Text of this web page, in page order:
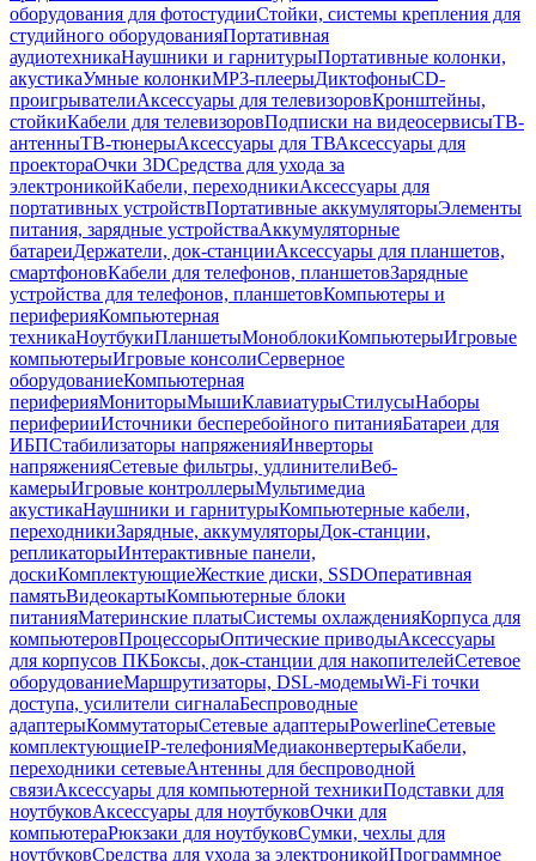
оборудования для фотостудииСтойки, системы крепления для
студийного оборудованияПортативная
аудиотехникаНаушники и гарнитурыПортативные колонки,
акустикаУмные колонкиMP3-плеерыДиктофоныCD-
проигрывателиАксессуары для телевизоровКронштейны,
стойкиКабели для телевизоровПодписки на видеосервисыТВ-
антенныТВ-тюнерыАксессуары для ТВАксессуары для
проектораОчки 3DСредства для ухода за
электроникойКабели, переходникиАксессуары для
портативных устройствПортативные аккумуляторыЭлементы
питания, зарядные устройстваАккумуляторные
батареиДержатели, док-станцииАксессуары для планшетов,
смартфоновКабели для телефонов, планшетовЗарядные
устройства для телефонов, планшетовКомпьютеры и
периферияКомпьютерная
техникаНоутбукиПланшетыМоноблокиКомпьютерыИгровые
компьютерыИгровые консолиСерверное
оборудованиеКомпьютерная
периферияМониторыМышиКлавиатурыСтилусыНаборы
периферииИсточники бесперебойного питанияБатареи для
ИБПСтабилизаторы напряженияИнверторы
напряженияСетевые фильтры, удлинителиВеб-
камерыИгровые контроллерыМультимедиа
акустикаНаушники и гарнитурыКомпьютерные кабели,
переходникиЗарядные, аккумуляторыДок-станции,
репликаторыИнтерактивные панели,
доскиКомплектующиеЖесткие диски, SSDОперативная
памятьВидеокартыКомпьютерные блоки
питанияМатеринские платыСистемы охлажденияКорпуса для
компьютеровПроцессорыОптические приводыАксессуары
для корпусов ПКБоксы, док-станции для накопителейСетевое
оборудованиеМаршрутизаторы, DSL-модемыWi-Fi точки
доступа, усилители сигналаБеспроводные
адаптерыКоммутаторыСетевые адаптерыPowerlineСетевые
комплектующиеIP-телефонияМедиаконвертерыКабели,
переходники сетевыеАнтенны для беспроводной
связиАксессуары для компьютерной техникиПодставки для
ноутбуковАксессуары для ноутбуковОчки для
компьютераРюкзаки для ноутбуковСумки, чехлы для
ноутбуковСредства для ухода за электроникойПрограммное